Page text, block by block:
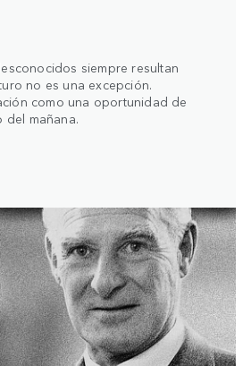
siempre resultan
no es una excepción.
como una oportunidad de
mañana.